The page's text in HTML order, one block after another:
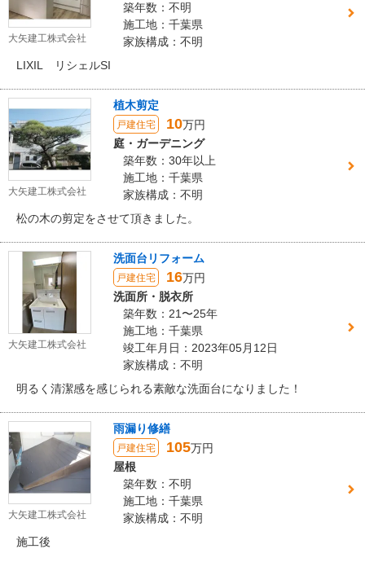
大矢建工株式会社
築年数：不明
施工地：千葉県
家族構成：不明
LIXIL リシェルSI
大矢建工株式会社
植木剪定
戸建住宅 10万円
庭・ガーデニング
築年数：30年以上
施工地：千葉県
家族構成：不明
松の木の剪定をさせて頂きました。
大矢建工株式会社
洗面台リフォーム
戸建住宅 16万円
洗面所・脱衣所
築年数：21〜25年
施工地：千葉県
竣工年月日：2023年05月12日
家族構成：不明
明るく清潔感を感じられる素敵な洗面台になりました！
大矢建工株式会社
雨漏り修繕
戸建住宅 105万円
屋根
築年数：不明
施工地：千葉県
家族構成：不明
施工後